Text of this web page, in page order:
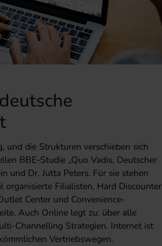
und die Strukturen verschieben sich
BBE-Studie „Quo Vadis, Deutscher
und Dr. Jutta Peters. Für sie stehen
organisierte Filialisten, Hard Discounter
Center und Convenience-
Auch Online legt zu: über alle
Channelling Strategien. Internet ist
Vertriebswegen.